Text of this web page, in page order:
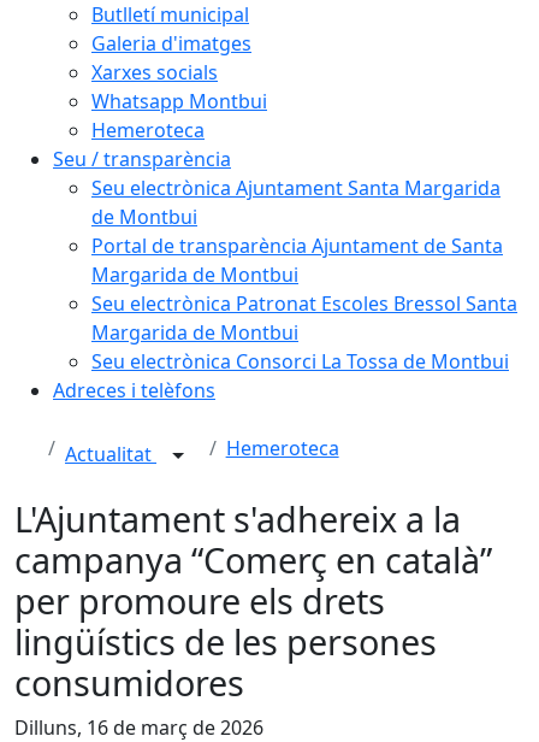
Butlletí municipal
Galeria d'imatges
Xarxes socials
Whatsapp Montbui
Hemeroteca
Seu / transparència
Seu electrònica Ajuntament Santa Margarida
de Montbui
Portal de transparència Ajuntament de Santa
Margarida de Montbui
Seu electrònica Patronat Escoles Bressol Santa
Margarida de Montbui
Seu electrònica Consorci La Tossa de Montbui
Adreces i telèfons
Actualitat Hemeroteca
L'Ajuntament s'adhereix a la
campanya “Comerç en català”
per promoure els drets
lingüístics de les persones
consumidores
Dilluns, 16 de març de 2026